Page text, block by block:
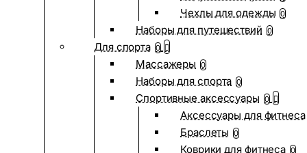
Чехлы для одежды 0
Наборы для путешествий 0
Для спорта 0
Массажеры 0
Наборы для спорта 0
Спортивные аксессуары 0
Аксессуары для фитнеса
Браслеты 0
Коврики для фитнеса 0